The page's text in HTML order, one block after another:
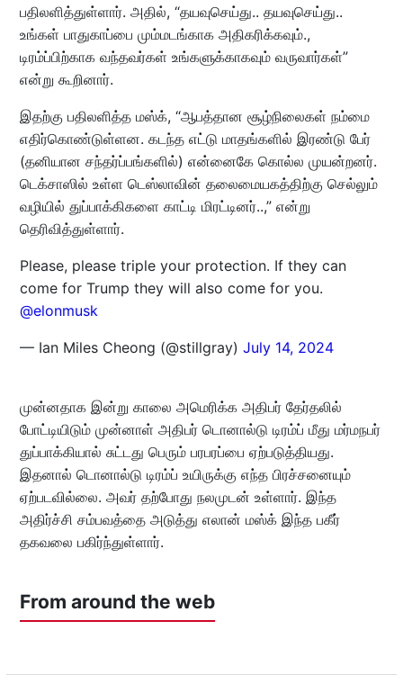
பதிலளித்துள்ளார். அதில், “தயவுசெய்து.. தயவுசெய்து..
உங்கள் பாதுகாப்பை மும்மடங்காக அதிகரிக்கவும்.,
டிரம்ப்பிற்காக வந்தவர்கள் உங்களுக்காகவும் வருவார்கள்”
என்று கூறினார்.
இதற்கு பதிலளித்த மஸ்க், “ஆபத்தான சூழ்நிலைகள் நம்மை
எதிர்கொண்டுள்ளன. கடந்த எட்டு மாதங்களில் இரண்டு பேர்
(தனியான சந்தர்ப்பங்களில்) என்னைகே கொல்ல முயன்றனர்.
டெக்சாஸில் உள்ள டெஸ்லாவின் தலைமையகத்திற்கு செல்லும்
வழியில் துப்பாக்கிகளை காட்டி மிரட்டினர்..,” என்று
தெரிவித்துள்ளார்.
Please, please triple your protection. If they can
come for Trump they will also come for you.
@elonmusk
— Ian Miles Cheong (@stillgray) July 14, 2024
முன்னதாக இன்று காலை அமெரிக்க அதிபர் தேர்தலில்
போட்டியிடும் முன்னாள் அதிபர் டொனால்டு டிரம்ப் மீது மர்மநபர்
துப்பாக்கியால் சுட்டது பெரும் பரபரப்பை ஏற்படுத்தியது.
இதனால் டொனால்டு டிரம்ப் உயிருக்கு எந்த பிரச்சனையும்
ஏற்படவில்லை. அவர் தற்போது நலமுடன் உள்ளார். இந்த
அதிர்ச்சி சம்பவத்தை அடுத்து எலான் மஸ்க் இந்த பகீர்
தகவலை பகிர்ந்துள்ளார்.
From around the web